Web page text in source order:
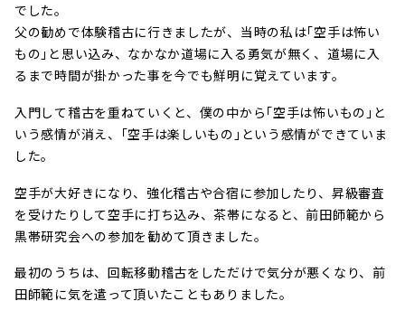
でした。
父の勧めで体験稽古に行きましたが、当時の私は｢空手は怖い
もの｣と思い込み、なかなか道場に入る勇気が無く、道場に入
るまで時間が掛かった事を今でも鮮明に覚えています。
入門して稽古を重ねていくと、僕の中から｢空手は怖いもの｣と
いう感情が消え、｢空手は楽しいもの｣という感情ができていま
した。
空手が大好きになり、強化稽古や合宿に参加したり、昇級審査
を受けたりして空手に打ち込み、茶帯になると、前田師範から
黒帯研究会への参加を勧めて頂きました。
最初のうちは、回転移動稽古をしただけで気分が悪くなり、前
田師範に気を遣って頂いたこともありました。